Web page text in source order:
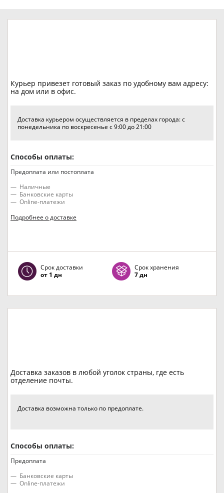
Курьер привезет готовый заказ по удобному вам адресу:
на дом или в офис.
Доставка курьером осуществляется в пределах города: с
понедельника по воскресенье с 9:00 до 21:00
Способы оплаты:
Предоплата или постоплата
Наличные
Банковские карты
Online-платежи
Подробнее о доставке
Срок доставки
от 1 дн
Срок хранения
7 дн
Доставка заказов в любой уголок страны, где есть
отделение почты.
Доставка возможна только по предоплате.
Способы оплаты:
Предоплата
Банковские карты
Online-платежи